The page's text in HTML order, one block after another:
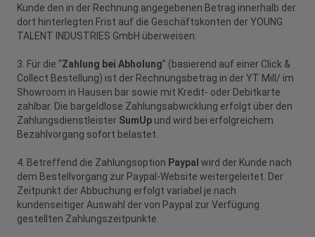
Kunde den in der Rechnung angegebenen Betrag innerhalb der
dort hinterlegten Frist auf die Geschäftskonten der YOUNG
TALENT INDUSTRIES GmbH überweisen.
3. Für die “Zahlung bei Abholung” (basierend auf einer Click &
Collect Bestellung) ist der Rechnungsbetrag in der YT Mill/ im
Showroom in Hausen bar sowie mit Kredit- oder Debitkarte
zahlbar. Die bargeldlose Zahlungsabwicklung erfolgt über den
Zahlungsdienstleister SumUp und wird bei erfolgreichem
Bezahlvorgang sofort belastet.
4. Betreffend die Zahlungsoption Paypal wird der Kunde nach
dem Bestellvorgang zur Paypal-Website weitergeleitet. Der
Zeitpunkt der Abbuchung erfolgt variabel je nach
kundenseitiger Auswahl der von Paypal zur Verfügung
gestellten Zahlungszeitpunkte.